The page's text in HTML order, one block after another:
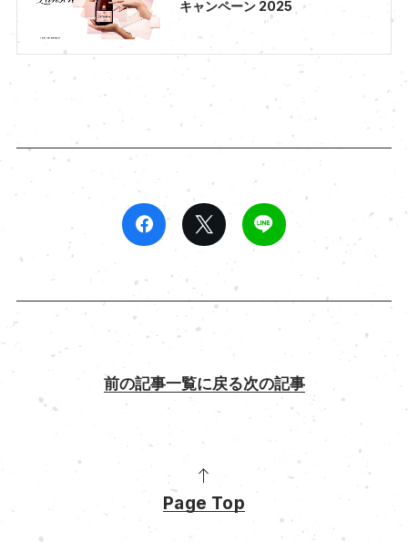
キャンペーン 2025
前の記事一覧に戻る次の記事
Page Top